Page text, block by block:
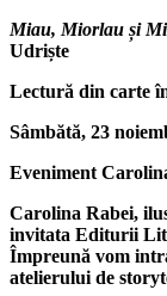
Miau, Miorlau și
Udriște
Lectură din carte
Sâmbătă, 23
Eveniment
Carolina Rabei,
invitata Editurii
Împreună vom
atelierului de